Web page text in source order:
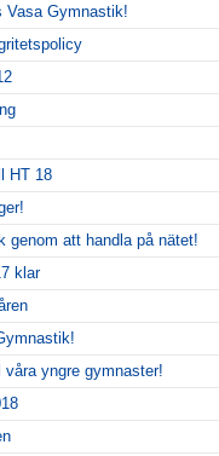
Vasa Gymnastik!
HT 18
genom att handla på nätet!
klar
yngre gymnaster!